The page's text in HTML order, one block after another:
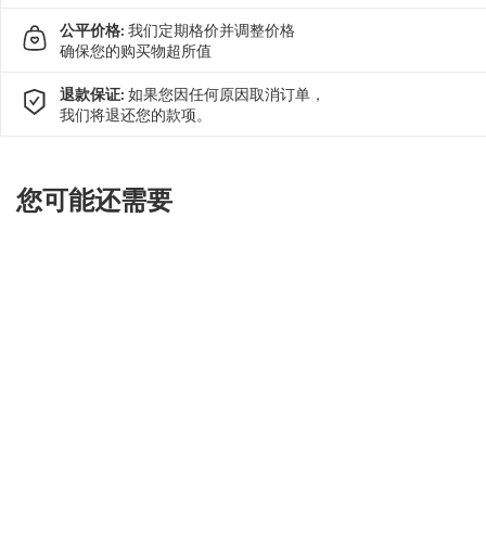
公平价格: 我们定期格价并调整价格
确保您的购买物超所值
退款保证: 如果您因任何原因取消订单，
我们将退还您的款项。
您可能还需要